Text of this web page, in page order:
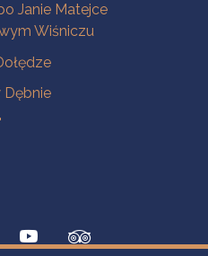
Janie Matejce
Wiśniczu
Dębnie